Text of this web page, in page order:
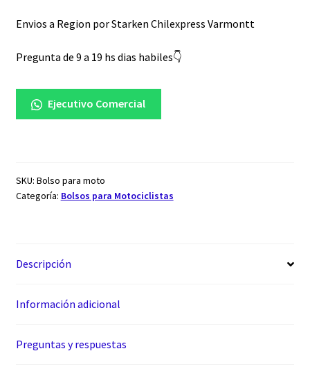
Envios a Region por Starken Chilexpress Varmontt
Pregunta de 9 a 19 hs dias habiles👇
Ejecutivo Comercial
SKU: Bolso para moto
Categoría: Bolsos para Motociclistas
Descripción
Información adicional
Preguntas y respuestas